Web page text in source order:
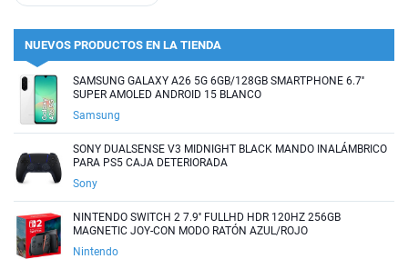
NUEVOS PRODUCTOS EN LA TIENDA
SAMSUNG GALAXY A26 5G 6GB/128GB SMARTPHONE 6.7''
SUPER AMOLED ANDROID 15 BLANCO
Samsung
SONY DUALSENSE V3 MIDNIGHT BLACK MANDO INALÁMBRICO
PARA PS5 CAJA DETERIORADA
Sony
NINTENDO SWITCH 2 7.9'' FULLHD HDR 120HZ 256GB
MAGNETIC JOY-CON MODO RATÓN AZUL/ROJO
Nintendo